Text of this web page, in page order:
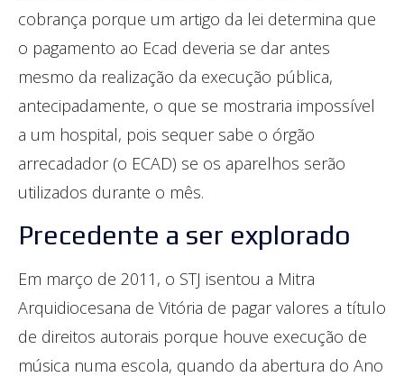
cobrança porque um artigo da lei determina que
o pagamento ao Ecad deveria se dar antes
mesmo da realização da execução pública,
antecipadamente, o que se mostraria impossível
a um hospital, pois sequer sabe o órgão
arrecadador (o ECAD) se os aparelhos serão
utilizados durante o mês.
Precedente a ser explorado
Em março de 2011, o STJ isentou a Mitra
Arquidiocesana de Vitória de pagar valores a título
de direitos autorais porque houve execução de
música numa escola, quando da abertura do Ano